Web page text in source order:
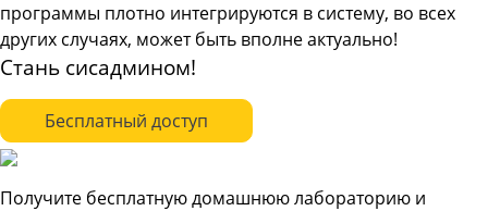
программы плотно интегрируются в систему, во всех
других случаях, может быть вполне актуально!
Стань сисадмином!
Бесплатный доступ
Получите бесплатную домашнюю лабораторию и